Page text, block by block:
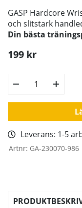
GASP Hardcore
och slitstark
Din bästa
199 kr
Leverans: 1-5
Artnr: GA-230070-986